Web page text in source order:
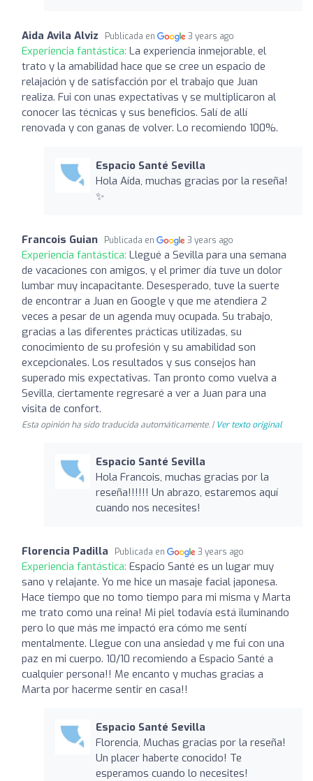
Aida Avila Alviz Publicada en 3 years ago
Experiencia fantástica: La experiencia inmejorable, el
trato y la amabilidad hace que se cree un espacio de
relajación y de satisfacción por el trabajo que Juan
realiza. Fui con unas expectativas y se multiplicaron al
conocer las técnicas y sus beneficios. Salí de allí
renovada y con ganas de volver. Lo recomiendo 100%.
Espacio Santé Sevilla
Hola Aída, muchas gracias por la reseña!
✨
Francois Guian Publicada en 3 years ago
Experiencia fantástica: Llegué a Sevilla para una semana
de vacaciones con amigos, y el primer día tuve un dolor
lumbar muy incapacitante. Desesperado, tuve la suerte
de encontrar a Juan en Google y que me atendiera 2
veces a pesar de un agenda muy ocupada. Su trabajo,
gracias a las diferentes prácticas utilizadas, su
conocimiento de su profesión y su amabilidad son
excepcionales. Los resultados y sus consejos han
superado mis expectativas. Tan pronto como vuelva a
Sevilla, ciertamente regresaré a ver a Juan para una
visita de confort.
Esta opinión ha sido traducida automáticamente. | Ver texto original
Espacio Santé Sevilla
Hola Francois, muchas gracias por la
reseña!!!!!! Un abrazo, estaremos aquí
cuando nos necesites!
Florencia Padilla Publicada en 3 years ago
Experiencia fantástica: Espacio Santé es un lugar muy
sano y relajante. Yo me hice un masaje facial japonesa.
Hace tiempo que no tomo tiempo para mi misma y Marta
me trato como una reina! Mi piel todavía está iluminando
pero lo que más me impactó era cómo me sentí
mentalmente. Llegue con una ansiedad y me fui con una
paz en mi cuerpo. 10/10 recomiendo a Espacio Santé a
cualquier persona!! Me encanto y muchas gracias a
Marta por hacerme sentir en casa!!
Espacio Santé Sevilla
Florencia, Muchas gracias por la reseña!
Un placer haberte conocido! Te
esperamos cuando lo necesites!